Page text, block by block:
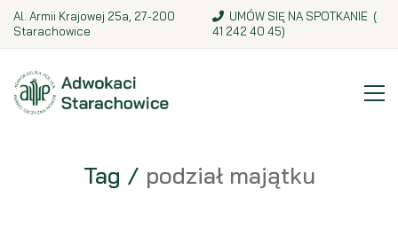
Al. Armii Krajowej 25a, 27-200
Starachowice
UMÓW SIĘ NA SPOTKANIE (
41 242 40 45)
Tag / podział majątku